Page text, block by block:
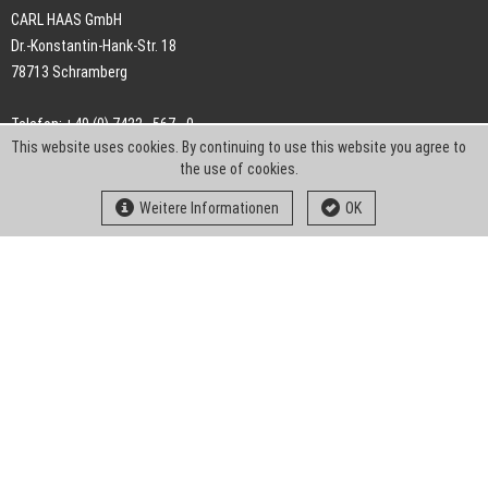
CARL HAAS GmbH
Dr.-Konstantin-Hank-Str. 18
78713 Schramberg
Telefon: +49 (0) 7422 . 567 - 0
Telefax: +49 (0) 7422 . 567 - 239
info-ch@kern-liebers.com
This website uses cookies. By continuing to use this website you agree to
the use of cookies.
Weitere Informationen OK